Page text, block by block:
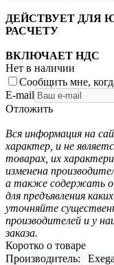
ДЕЙСТВУЕТ ДЛЯ
РАСЧЕТУ
ВКЛЮЧАЕТ НДС
Нет в наличии
Сообщить мне,
E-mail
Отложить
Вся информация на
характер, и не
товарах, их
изменена
а также содержать
для предъявления
уточняйте
производителей и у
заказа.
Коротко о товаре
Производитель: